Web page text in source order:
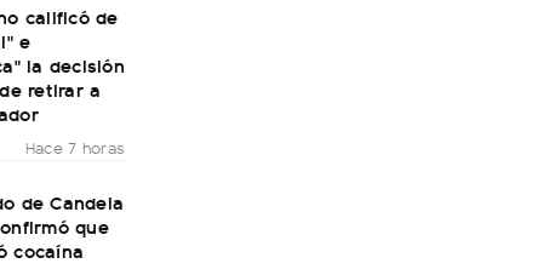
calificó de
e
la decisión
retirar a
Hace 7 horas
de Candela
que
cocaína